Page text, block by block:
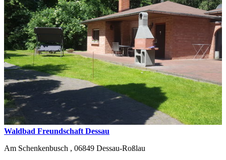
Waldbad Freundschaft Dessau
Am Schenkenbusch , 06849 Dessau-Roßlau